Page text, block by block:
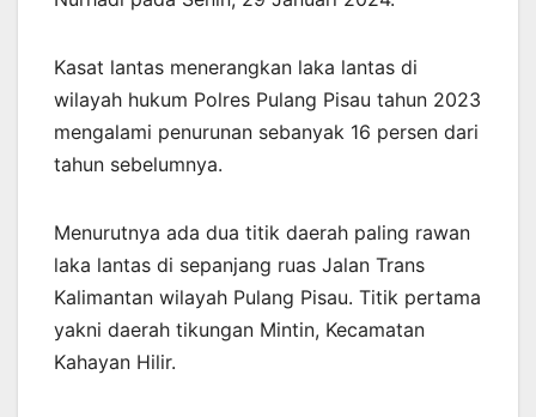
Kasat lantas menerangkan laka lantas di
wilayah hukum Polres Pulang Pisau tahun 2023
mengalami penurunan sebanyak 16 persen dari
tahun sebelumnya.
Menurutnya ada dua titik daerah paling rawan
laka lantas di sepanjang ruas Jalan Trans
Kalimantan wilayah Pulang Pisau. Titik pertama
yakni daerah tikungan Mintin, Kecamatan
Kahayan Hilir.